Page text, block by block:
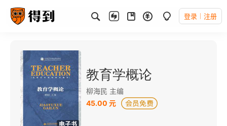
登录 注册
电子书
教育学概论
柳海民 主编
45.00 元